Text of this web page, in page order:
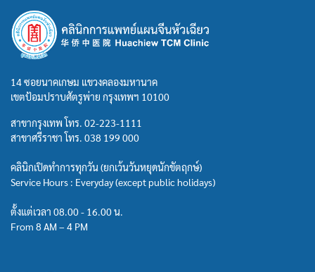
14 ซอยนาคเกษม แขวงคลองมหานาค
เขตป้อมปราบศัตรูพ่าย กรุงเทพฯ 10100
สาขากรุงเทพ โทร. 02-223-1111
สาขาศรีราชา โทร. 038 199 000
คลินิกเปิดทำการทุกวัน (ยกเว้นวันหยุดนักขัตฤกษ์)
Service Hours : Everyday (except public holidays)
ตั้งแต่เวลา 08.00 - 16.00 น.
From 8 AM – 4 PM